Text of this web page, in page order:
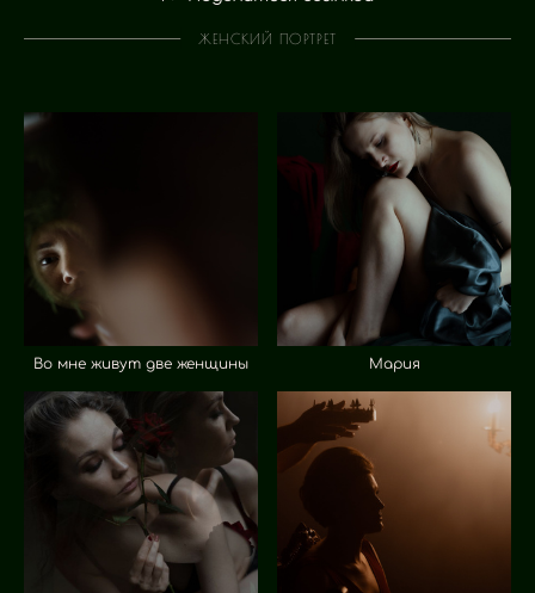
ЖЕНСКИЙ ПОРТРЕТ
Во мне живут две женщины Мария